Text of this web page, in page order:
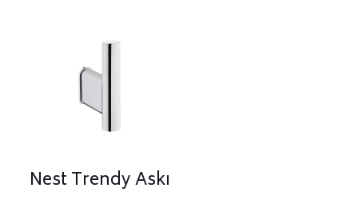
Nest Trendy Askı